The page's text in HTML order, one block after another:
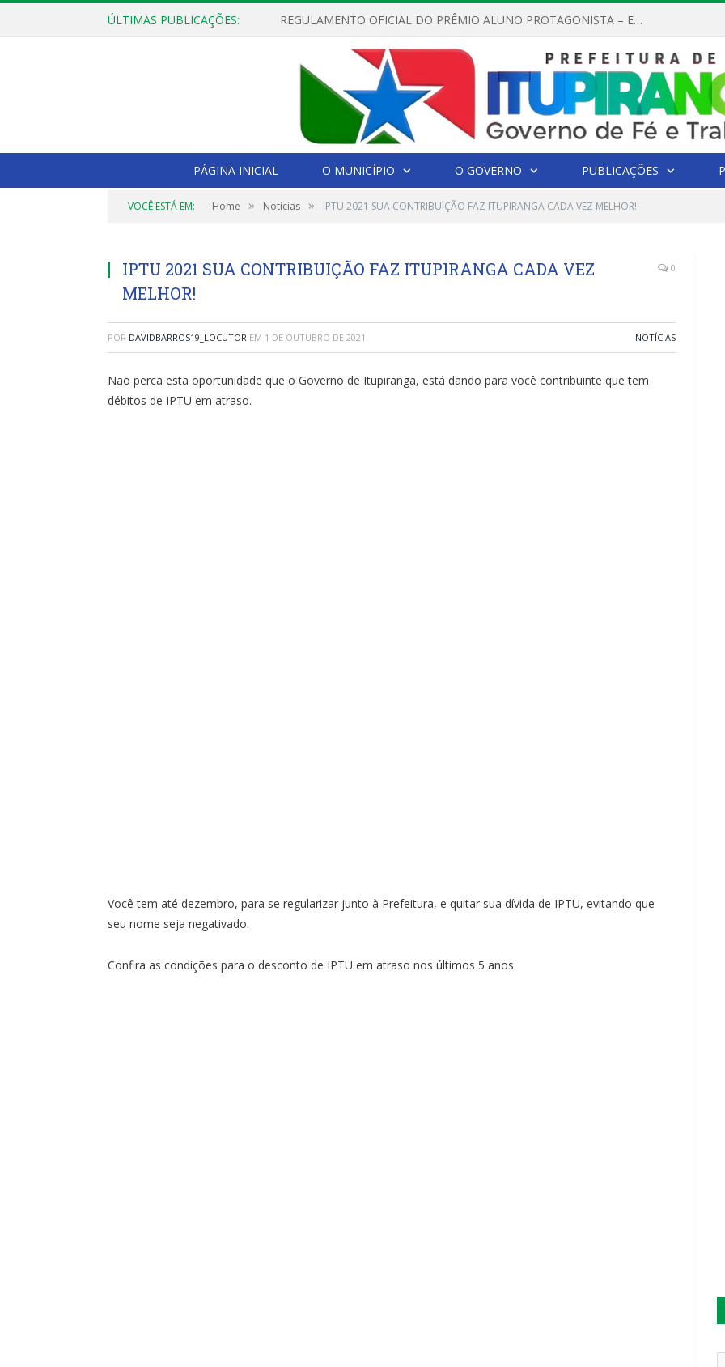
ÚLTIMAS PUBLICAÇÕES: REGULAMENTO OFICIAL DO PRÊMIO ALUNO PROTAGONISTA – EDIÇÃO 2026
PÁGINA INICIAL O MUNICÍPIO O GOVERNO PUBLICAÇÕES
VOCÊ ESTÁ EM: Home » Notícias » IPTU 2021 SUA CONTRIBUIÇÃO FAZ ITUPIRANGA CADA VEZ MELHOR!
IPTU 2021 SUA CONTRIBUIÇÃO FAZ ITUPIRANGA CADA VEZ
MELHOR!
0
POR DAVIDBARROS19_LOCUTOR EM 1 DE OUTUBRO DE 2021 NOTÍCIAS
Não perca esta oportunidade que o Governo de Itupiranga, está dando para você contribuinte que tem
débitos de IPTU em atraso.
Você tem até dezembro, para se regularizar junto à Prefeitura, e quitar sua dívida de IPTU, evitando que
seu nome seja negativado.
Confira as condições para o desconto de IPTU em atraso nos últimos 5 anos.